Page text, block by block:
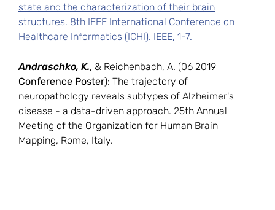
state and the characterization of their brain
structures. 8th IEEE International Conference on
Healthcare Informatics (ICHI). IEEE, 1-7.
Andraschko, K., & Reichenbach, A. (06 2019
Conference Poster): The trajectory of
neuropathology reveals subtypes of Alzheimer's
disease - a data-driven approach. 25th Annual
Meeting of the Organization for Human Brain
Mapping, Rome, Italy.